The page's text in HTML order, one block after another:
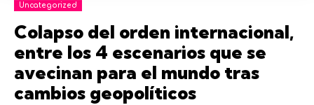
Uncategorized
Colapso del orden internacional,
entre los 4 escenarios que se
avecinan para el mundo tras
cambios geopolíticos